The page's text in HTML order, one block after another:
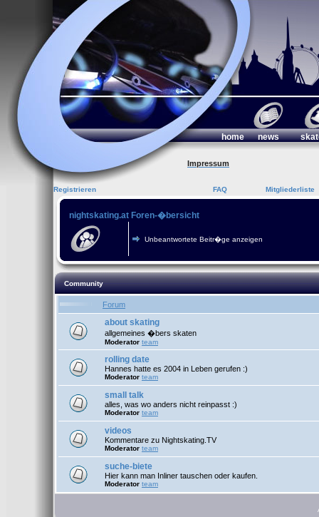
home news
Impressum
Registrieren FAQ Mitgliederliste
nightskating.at Foren-�bersicht
Unbeantwortete Beitr�ge anzeigen
Community
Forum
about skating
allgemeines �bers skaten
Moderator team
rolling date
Hannes hatte es 2004 in Leben gerufen :)
Moderator team
small talk
alles, was wo anders nicht reinpasst :)
Moderator team
videos
Kommentare zu Nightskating.TV
Moderator team
suche-biete
Hier kann man Inliner tauschen oder kaufen.
Moderator team